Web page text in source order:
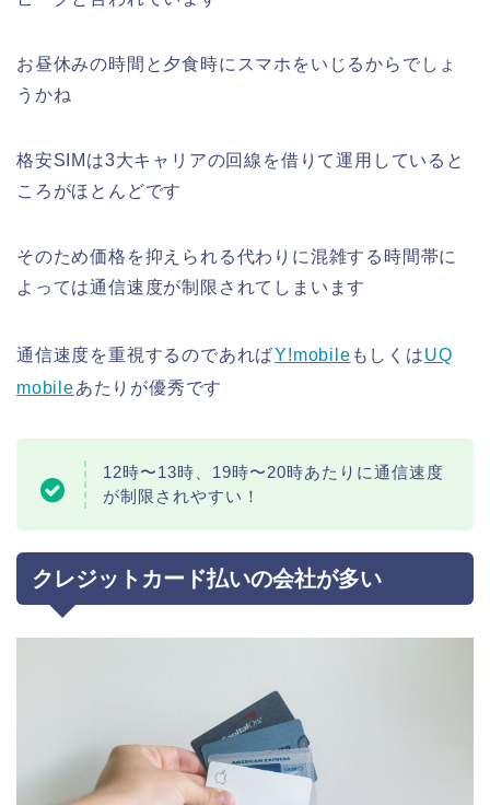
お昼休みの時間と夕食時にスマホをいじるからでしょ
うかね
格安SIMは3大キャリアの回線を借りて運用していると
ころがほとんどです
そのため価格を抑えられる代わりに混雑する時間帯に
よっては通信速度が制限されてしまいます
通信速度を重視するのであればY!mobile もしくはUQ
mobileあたりが優秀です
12時〜13時、19時〜20時あたりに通信速度
が制限されやすい！
クレジットカード払いの会社が多い